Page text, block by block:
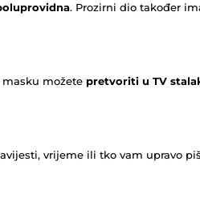
. Prozirni dio također
masku možete pretvoriti u TV
vrijeme ili tko vam upravo